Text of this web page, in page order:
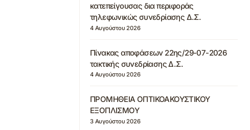
κατεπείγουσας δια περιφοράς
τηλεφωνικώς συνεδρίασης Δ.Σ.
4 Αυγούστου 2026
Πίνακας αποφάσεων 22ης/29-07-2026
τακτικής συνεδρίασης Δ.Σ.
4 Αυγούστου 2026
ΠΡΟΜΗΘΕΙΑ ΟΠΤΙΚΟΑΚΟΥΣΤΙΚΟΥ
ΕΞΟΠΛΙΣΜΟΥ
3 Αυγούστου 2026